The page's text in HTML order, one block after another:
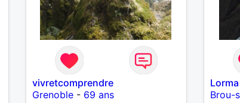
au
m’a
me
une
vivretcomprendre
Grenoble- 69 ans
Lorma
Brou-